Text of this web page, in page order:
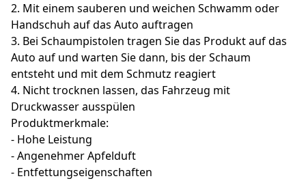
2. Mit einem sauberen und weichen Schwamm oder
Handschuh auf das Auto auftragen
3. Bei Schaumpistolen tragen Sie das Produkt auf das
Auto auf und warten Sie dann, bis der Schaum
entsteht und mit dem Schmutz reagiert
4. Nicht trocknen lassen, das Fahrzeug mit
Druckwasser ausspülen
Produktmerkmale:
- Hohe Leistung
- Angenehmer Apfelduft
- Entfettungseigenschaften